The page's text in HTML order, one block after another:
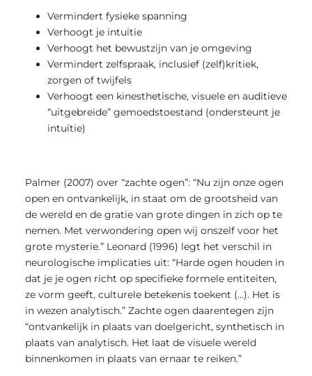
Vermindert fysieke spanning
Verhoogt je intuïtie
Verhoogt het bewustzijn van je omgeving
Vermindert zelfspraak, inclusief (zelf)kritiek,
zorgen of twijfels
Verhoogt een kinesthetische, visuele en auditieve
“uitgebreide” gemoedstoestand (ondersteunt je
intuïtie)
Palmer (2007) over “zachte ogen”: “Nu zijn onze ogen
open en ontvankelijk, in staat om de grootsheid van
de wereld en de gratie van grote dingen in zich op te
nemen. Met verwondering open wij onszelf voor het
grote mysterie.” Leonard (1996) legt het verschil in
neurologische implicaties uit: “Harde ogen houden in
dat je je ogen richt op specifieke formele entiteiten,
ze vorm geeft, culturele betekenis toekent (…). Het is
in wezen analytisch.” Zachte ogen daarentegen zijn
“ontvankelijk in plaats van doelgericht, synthetisch in
plaats van analytisch. Het laat de visuele wereld
binnenkomen in plaats van ernaar te reiken.”